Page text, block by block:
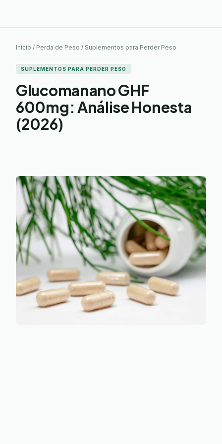
Início / Perda de Peso / Suplementos para Perder Peso
SUPLEMENTOS PARA PERDER PESO
Glucomanano GHF
600mg: Análise Honesta
(2026)